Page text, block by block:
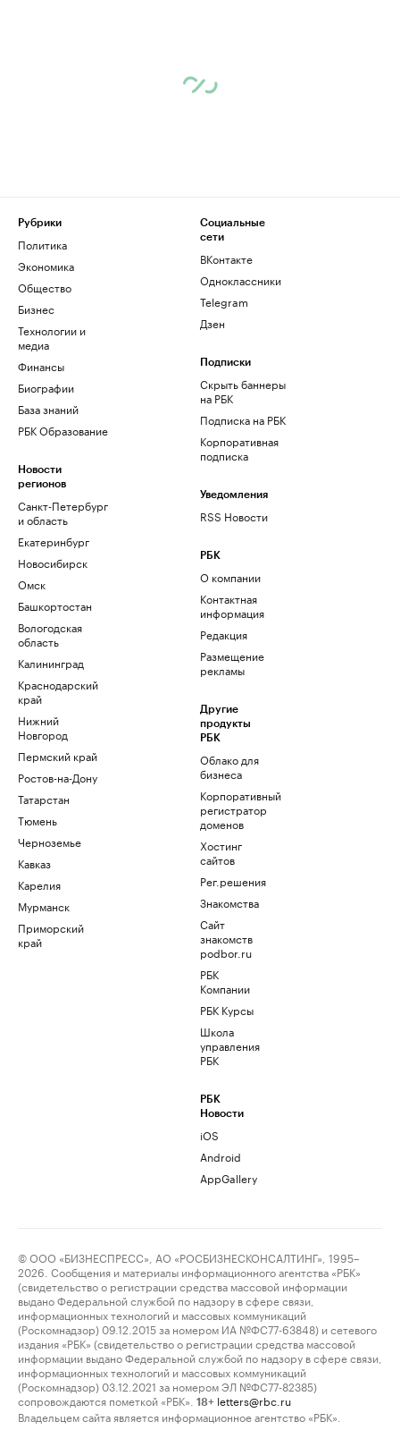
Рубрики
Политика
Экономика
Общество
Бизнес
Технологии и
медиа
Финансы
Биографии
База знаний
РБК Образование
Новости
регионов
Санкт-Петербург
и область
Екатеринбург
Новосибирск
Омск
Башкортостан
Вологодская
область
Калининград
Краснодарский
край
Нижний
Новгород
Пермский край
Ростов-на-Дону
Татарстан
Тюмень
Черноземье
Кавказ
Карелия
Мурманск
Приморский
край
Социальные
сети
ВКонтакте
Одноклассники
Telegram
Дзен
Подписки
Скрыть баннеры
на РБК
Подписка на РБК
Корпоративная
подписка
Уведомления
RSS Новости
РБК
О компании
Контактная
информация
Редакция
Размещение
рекламы
Другие
продукты
РБК
Облако для
бизнеса
Корпоративный
регистратор
доменов
Хостинг
сайтов
Рег.решения
Знакомства
Сайт
знакомств
podbor.ru
РБК
Компании
РБК Курсы
Школа
управления
РБК
РБК
Новости
iOS
Android
AppGallery
© ООО «БИЗНЕСПРЕСС», АО «РОСБИЗНЕСКОНСАЛТИНГ», 1995–
2026. Сообщения и материалы информационного агентства «РБК»
(свидетельство о регистрации средства массовой информации
выдано Федеральной службой по надзору в сфере связи,
информационных технологий и массовых коммуникаций
(Роскомнадзор) 09.12.2015 за номером ИА №ФС77-63848) и сетевого
издания «РБК» (свидетельство о регистрации средства массовой
информации выдано Федеральной службой по надзору в сфере связи,
информационных технологий и массовых коммуникаций
(Роскомнадзор) 03.12.2021 за номером ЭЛ №ФС77-82385)
сопровождаются пометкой «РБК».
18+ letters@rbc.ru
Владельцем сайта является информационное агентство «РБК».